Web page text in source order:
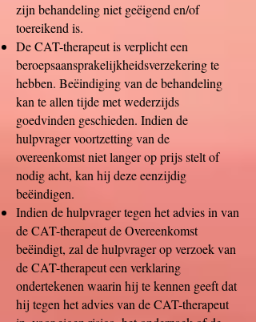
zijn behandeling niet geëigend en/of
toereikend is.
De CAT-therapeut is verplicht een
beroepsaansprakelijkheidsverzekering te
hebben. Beëindiging van de behandeling
kan te allen tijde met wederzijds
goedvinden geschieden. Indien de
hulpvrager voortzetting van de
overeenkomst niet langer op prijs stelt of
nodig acht, kan hij deze eenzijdig
beëindigen.
Indien de hulpvrager tegen het advies in van
de CAT-therapeut de Overeenkomst
beëindigt, zal de hulpvrager op verzoek van
de CAT-therapeut een verklaring
ondertekenen waarin hij te kennen geeft dat
hij tegen het advies van de CAT-therapeut